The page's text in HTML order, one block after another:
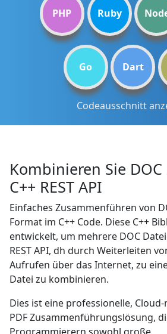
PHP Ruby
Go Dart
Codeausschnitt
Kombinieren Sie
C++ REST API
Einfaches Zusammenführen von
Format im C++ Code. Diese C++
entwickelt, um mehrere DOC
REST API, dh durch Weiterleiten
Aufrufen über das Internet, zu
Datei zu kombinieren.
Dies ist eine professionelle, Cloud-
PDF Zusammenführungslösung,